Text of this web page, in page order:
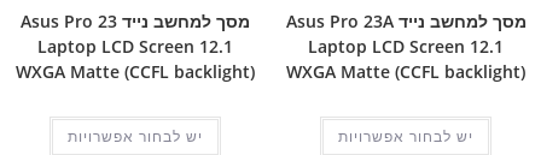
מסך למחשב נייד Asus Pro 23A
Laptop LCD Screen 12.1
WXGA Matte (CCFL backlight)
יש לבחור אפשרויות
מסך למחשב נייד Asus Pro 23
Laptop LCD Screen 12.1
WXGA Matte (CCFL backlight)
יש לבחור אפשרויות